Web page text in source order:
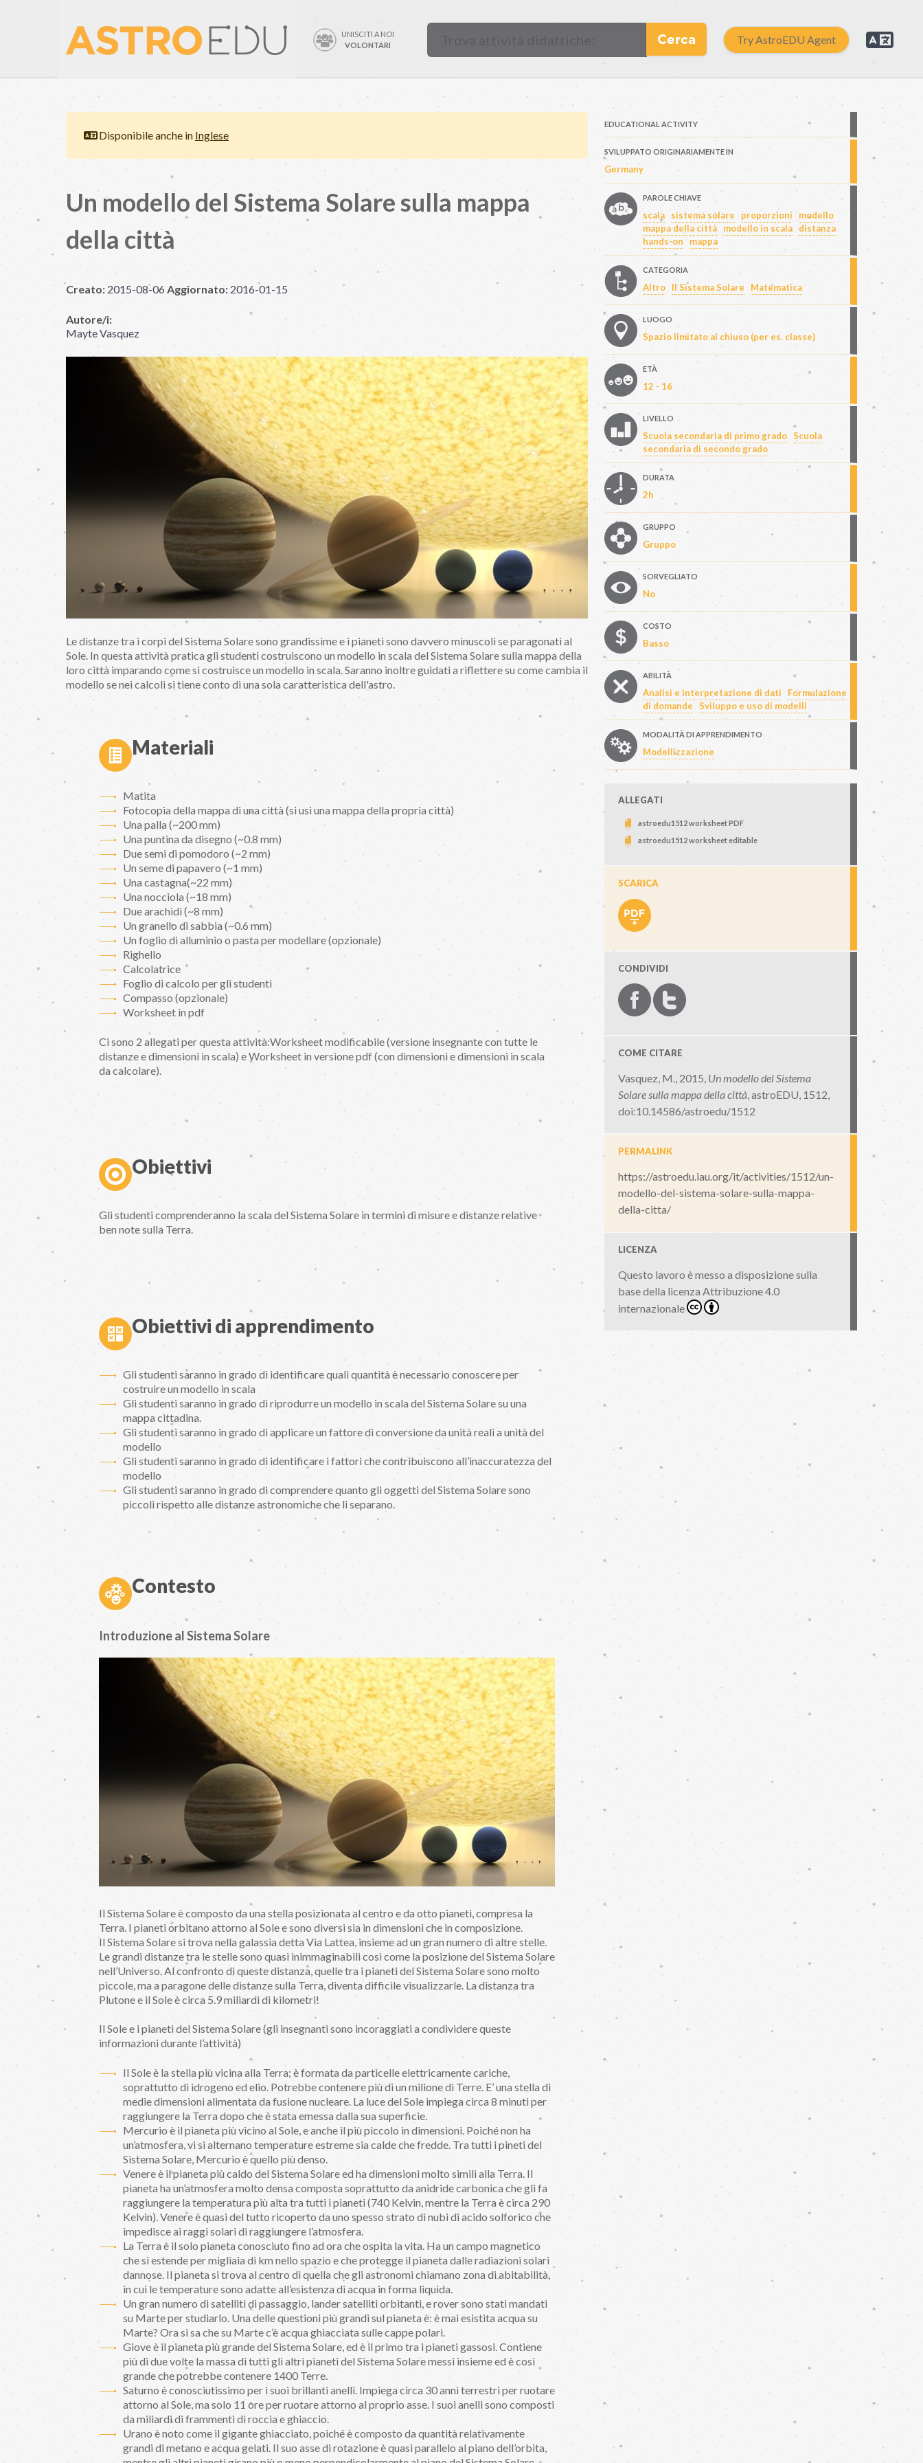
UNISCITI A NOI
VOLONTARI
Cerca Try AstroEDU Agent
Disponibile anche in Inglese
Un modello del Sistema Solare sulla mappa
della città
Creato: 2015-08-06 Aggiornato: 2016-01-15
Autore/i:
Mayte Vasquez
Le distanze tra i corpi del Sistema Solare sono grandissime e i pianeti sono davvero minuscoli se paragonati al
Sole. In questa attività pratica gli studenti costruiscono un modello in scala del Sistema Solare sulla mappa della
loro città imparando come si costruisce un modello in scala. Saranno inoltre guidati a riflettere su come cambia il
modello se nei calcoli si tiene conto di una sola caratteristica dell'astro.
Materiali
Matita
Fotocopia della mappa di una città (si usi una mappa della propria città)
Una palla (~200 mm)
Una puntina da disegno (~0.8 mm)
Due semi di pomodoro (~2 mm)
Un seme di papavero (~1 mm)
Una castagna(~22 mm)
Una nocciola (~18 mm)
Due arachidi (~8 mm)
Un granello di sabbia (~0.6 mm)
Un foglio di alluminio o pasta per modellare (opzionale)
Righello
Calcolatrice
Foglio di calcolo per gli studenti
Compasso (opzionale)
Worksheet in pdf
Ci sono 2 allegati per questa attività:Worksheet modificabile (versione insegnante con tutte le
distanze e dimensioni in scala) e Worksheet in versione pdf (con dimensioni e dimensioni in scala
da calcolare).
Obiettivi
Gli studenti comprenderanno la scala del Sistema Solare in termini di misure e distanze relative
ben note sulla Terra.
Obiettivi di apprendimento
Gli studenti saranno in grado di identificare quali quantità è necessario conoscere per
costruire un modello in scala
Gli studenti saranno in grado di riprodurre un modello in scala del Sistema Solare su una
mappa cittadina.
Gli studenti saranno in grado di applicare un fattore di conversione da unità reali a unità del
modello
Gli studenti saranno in grado di identificare i fattori che contribuiscono all’inaccuratezza del
modello
Gli studenti saranno in grado di comprendere quanto gli oggetti del Sistema Solare sono
piccoli rispetto alle distanze astronomiche che li separano.
Contesto
Introduzione al Sistema Solare
Il Sistema Solare è composto da una stella posizionata al centro e da otto pianeti, compresa la
Terra. I pianeti orbitano attorno al Sole e sono diversi sia in dimensioni che in composizione.
Il Sistema Solare si trova nella galassia detta Via Lattea, insieme ad un gran numero di altre stelle.
Le grandi distanze tra le stelle sono quasi inimmaginabili così come la posizione del Sistema Solare
nell’Universo. Al confronto di queste distanza, quelle tra i pianeti del Sistema Solare sono molto
piccole, ma a paragone delle distanze sulla Terra, diventa difficile visualizzarle. La distanza tra
Plutone e il Sole è circa 5.9 miliardi di kilometri!
Il Sole e i pianeti del Sistema Solare (gli insegnanti sono incoraggiati a condividere queste
informazioni durante l’attività)
Il Sole è la stella più vicina alla Terra; è formata da particelle elettricamente cariche,
soprattutto di idrogeno ed elio. Potrebbe contenere più di un milione di Terre. E’ una stella di
medie dimensioni alimentata da fusione nucleare. La luce del Sole impiega circa 8 minuti per
raggiungere la Terra dopo che è stata emessa dalla sua superficie.
Mercurio è il pianeta più vicino al Sole, e anche il più piccolo in dimensioni. Poiché non ha
un’atmosfera, vi si alternano temperature estreme sia calde che fredde. Tra tutti i pineti del
Sistema Solare, Mercurio è quello più denso.
Venere è il pianeta più caldo del Sistema Solare ed ha dimensioni molto simili alla Terra. Il
pianeta ha un’atmosfera molto densa composta soprattutto da anidride carbonica che gli fa
raggiungere la temperatura più alta tra tutti i pianeti (740 Kelvin, mentre la Terra è circa 290
Kelvin). Venere è quasi del tutto ricoperto da uno spesso strato di nubi di acido solforico che
impedisce ai raggi solari di raggiungere l’atmosfera.
La Terra è il solo pianeta conosciuto fino ad ora che ospita la vita. Ha un campo magnetico
che si estende per migliaia di km nello spazio e che protegge il pianeta dalle radiazioni solari
dannose. Il pianeta si trova al centro di quella che gli astronomi chiamano zona di abitabilità,
in cui le temperature sono adatte all’esistenza di acqua in forma liquida.
Un gran numero di satelliti di passaggio, lander satelliti orbitanti, e rover sono stati mandati
su Marte per studiarlo. Una delle questioni più grandi sul pianeta è: è mai esistita acqua su
Marte? Ora si sa che su Marte c’è acqua ghiacciata sulle cappe polari.
Giove è il pianeta più grande del Sistema Solare, ed è il primo tra i pianeti gassosi. Contiene
più di due volte la massa di tutti gli altri pianeti del Sistema Solare messi insieme ed è così
grande che potrebbe contenere 1400 Terre.
Saturno è conosciutissimo per i suoi brillanti anelli. Impiega circa 30 anni terrestri per ruotare
attorno al Sole, ma solo 11 ore per ruotare attorno al proprio asse. I suoi anelli sono composti
da miliardi di frammenti di roccia e ghiaccio.
Urano è noto come il gigante ghiacciato, poiché è composto da quantità relativamente
grandi di metano e acqua gelati. Il suo asse di rotazione è quasi parallelo al piano dell’orbita,
EDUCATIONAL ACTIVITY
SVILUPPATO ORIGINARIAMENTE IN
Germany
PAROLE CHIAVE
scala sistema solare proporzioni
modello
mappa della città
modello in scala
distanza
hands-on
mappa
CATEGORIA
Altro Il Sistema Solare Matematica
LUOGO
Spazio limitato al chiuso (per es. classe)
ETÀ
12 - 16
LIVELLO
Scuola secondaria di primo grado Scuola
secondaria di secondo grado
DURATA
2h
GRUPPO
Gruppo
SORVEGLIATO
No
COSTO
Basso
ABILITÀ
Analisi e interpretazione di dati
Formulazione
di domande
Sviluppo e uso di modelli
MODALITÀ DI APPRENDIMENTO
Modellizzazione
ALLEGATI
astroedu1512 worksheet PDF
astroedu1512 worksheet editable
SCARICA
CONDIVIDI
COME CITARE
Vasquez, M., 2015, Un modello del Sistema
Solare sulla mappa della città,astroEDU, 1512,
doi:10.14586/astroedu/1512
PERMALINK
https://astroedu.iau.org/it/activities/1512/un-
modello-del-sistema-solare-sulla-mappa-
della-citta/
LICENZA
Questo lavoro è messo a disposizione sulla
base della licenza Attribuzione 4.0
internazionale